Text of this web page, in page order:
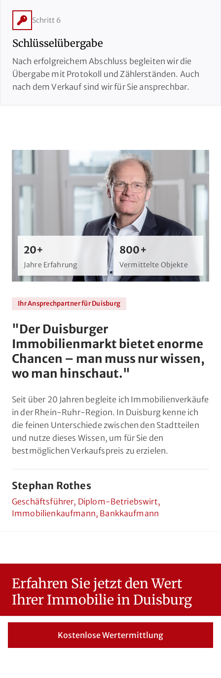
Kostenlose Wertermittlung
Schritt 6
Schlüsselübergabe
Nach erfolgreichem Abschluss begleiten wir die
Übergabe mit Protokoll und Zählerständen. Auch
nach dem Verkauf sind wir für Sie ansprechbar.
20+
Jahre Erfahrung
800+
Vermittelte Objekte
Ihr Ansprechpartner für Duisburg
"Der Duisburger
Immobilienmarkt bietet enorme
Chancen – man muss nur wissen,
wo man hinschaut."
Seit über 20 Jahren begleite ich Immobilienverkäufe
in der Rhein-Ruhr-Region. In Duisburg kenne ich
die feinen Unterschiede zwischen den Stadtteilen
und nutze dieses Wissen, um für Sie den
bestmöglichen Verkaufspreis zu erzielen.
Stephan Rothes
Geschäftsführer, Diplom-Betriebswirt,
Immobilienkaufmann, Bankkaufmann
Erfahren Sie jetzt den Wert
Ihrer Immobilie in Duisburg
Innerhalb von 24 Stunden erhalten Sie eine
fundierte Ersteinschätzung von uns.
Kostenlos, unverbindlich und persönlich.